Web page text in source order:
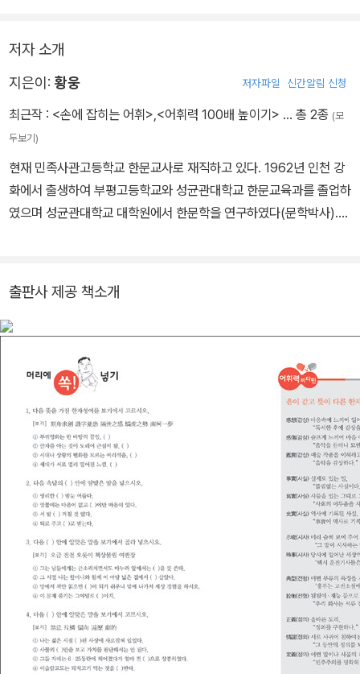
저자 소개
지은이: 황웅 저자파일 신간알림 신청
최근작 : <손에 잡히는 어휘>,<어휘력 100배 높이기> … 총 2종 (모
두보기)
현재 민족사관고등학교 한문교사로 재직하고 있다. 1962년 인천 강
화에서 출생하여 부평고등학교와 성균관대학교 한문교육과를 졸업하
였으며 성균관대학교 대학원에서 한문학을 연구하였다(문학박사).
학사), 『금강예찬(역주)』이 있다. 박사학위논문으로 『삼국사기 열전
의 찬술 과정 연구』가 있다. 서울시 마포구 도화동 251-1 근신빌딩
출판사 제공 책소개